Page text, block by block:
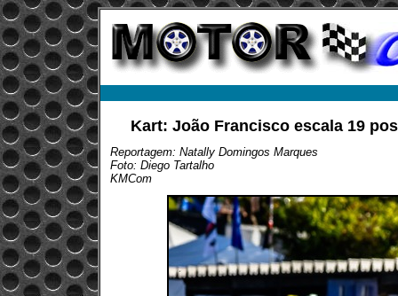
Kart: João Francisco escala 19
Reportagem: Natally Domingos Marques
Foto: Diego Tartalho
KMCom